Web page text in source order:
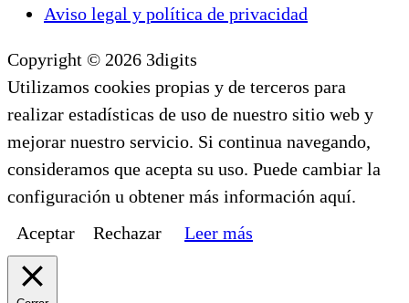
Aviso legal y política de privacidad
Copyright © 2026 3digits
Utilizamos cookies propias y de terceros para
realizar estadísticas de uso de nuestro sitio web y
mejorar nuestro servicio. Si continua navegando,
consideramos que acepta su uso. Puede cambiar la
configuración u obtener más información aquí.
Aceptar
Rechazar Leer más